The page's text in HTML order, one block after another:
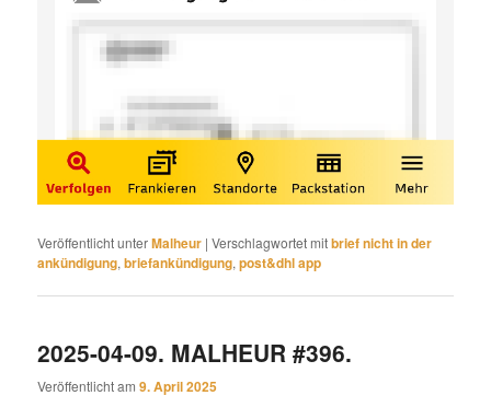
Veröffentlicht unterMalheur |Verschlagwortet mitbrief nicht in der
ankündigung,briefankündigung,post&dhl app
2025-04-09. MALHEUR #396.
Veröffentlicht am9. April 2025